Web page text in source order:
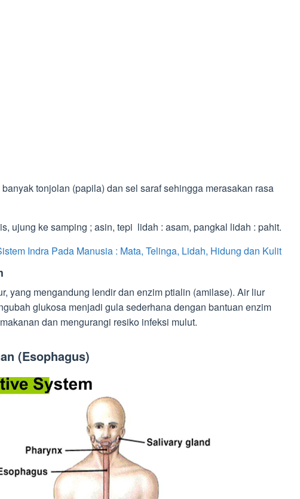
tonjolan (papila) dan sel saraf sehingga merasakan rasa
ujung ke samping ; asin, tepi lidah : asam, pangkal lidah : pahit.
Indra Pada Manusia : Mata, Telinga, Lidah, Hidung dan Kulit
yang mengandung lendir dan enzim ptialin (amilase). Air liur
glukosa menjadi gula sederhana dengan bantuan enzim
dan mengurangi resiko infeksi mulut.
(Esophagus)